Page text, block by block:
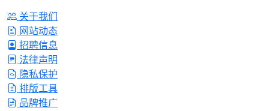
关于我们
网站动态
招聘信息
法律声明
隐私保护
排版工具
品牌推广